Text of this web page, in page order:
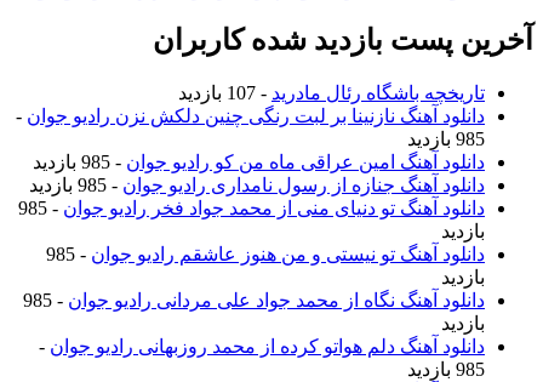
آخرین پست بازدید شده کاربران
تاریخچه باشگاه رئال مادرید - 107 بازدید
دانلود آهنگ نازنینا بر لبت رنگی چنین دلکش نزن رادیو جوان -
985 بازدید
دانلود آهنگ امین عراقی ماه من کو رادیو جوان - 985 بازدید
دانلود آهنگ جنازه از رسول نامداری رادیو جوان - 985 بازدید
دانلود آهنگ تو دنیای منی از محمد جواد فخر رادیو جوان
- 985
بازدید
دانلود آهنگ تو نیستی و من هنوز عاشقم رادیو جوان
- 985
بازدید
دانلود آهنگ نگاه از محمد جواد علی مردانی رادیو جوان
- 985
بازدید
دانلود آهنگ دلم هواتو کرده از محمد روزبهانی رادیو جوان -
985 بازدید